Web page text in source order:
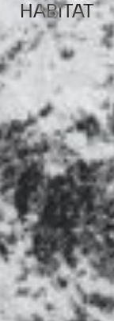
HABITAT